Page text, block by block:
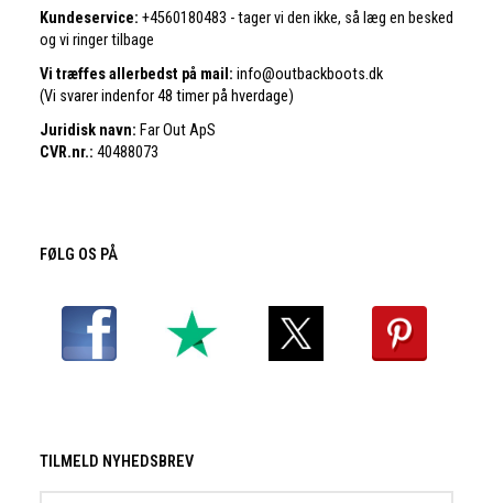
Kundeservice: +4560180483 - tager vi den ikke, så læg en besked
og vi ringer tilbage
Vi træffes allerbedst på mail: info@outbackboots.dk
(Vi svarer indenfor 48 timer på hverdage)
Juridisk navn: Far Out ApS
CVR.nr.: 40488073
FØLG OS PÅ
TILMELD NYHEDSBREV